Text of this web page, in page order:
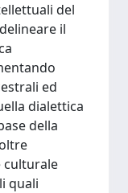
del
il
ed
dialettica
della
culturale
quali